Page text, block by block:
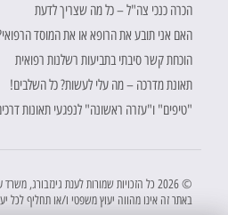
הכרה כנכי צה"ל – כל מה שצריך לדעת
האם אני תובע את הרופא או את המוסד
הוכחת קשר סיבתי בתביעות רשלנות רפואית
תאונת מדרכה – מה עלי לעשות? כל השלבים!
"טיפים" ו"עזרה ראשונה" לנפגעי תאונות
© 2026 כל הזכויות שמורות לענת גינזבורג,
באתר זה אינו מהווה יעוץ משפטי ו/או תחליף לכל